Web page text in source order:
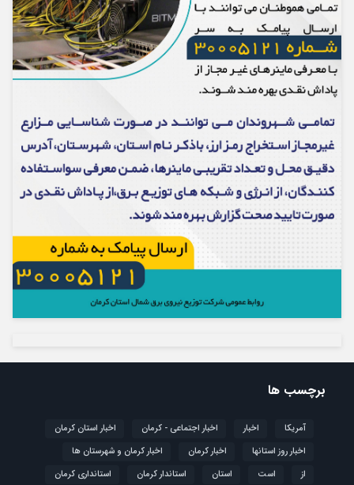
برچسب ها
آمریکا اخبار اخبار اجتماعی - کرمان
اخبار استان کرمان
اخبار روز استانها
اخبار کرمان
اخبار کرمان و شهرستان ها
از
است استان استاندار کرمان
استانداری کرمان